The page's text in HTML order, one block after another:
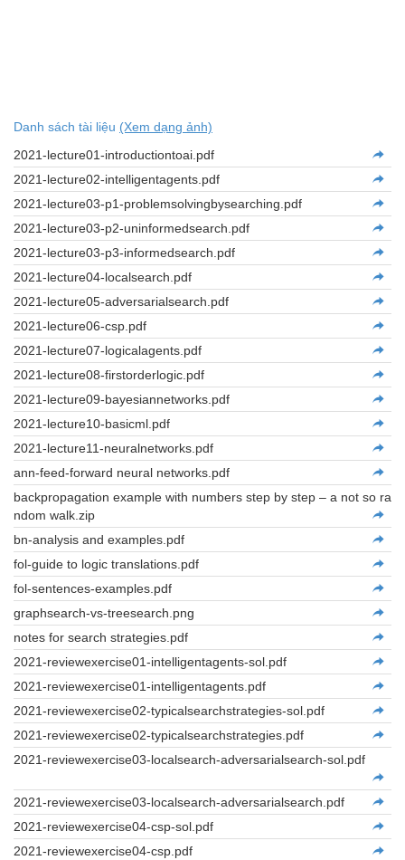
Danh sách tài liệu (Xem dạng ảnh)
2021-lecture01-introductiontoai.pdf
2021-lecture02-intelligentagents.pdf
2021-lecture03-p1-problemsolvingbysearching.pdf
2021-lecture03-p2-uninformedsearch.pdf
2021-lecture03-p3-informedsearch.pdf
2021-lecture04-localsearch.pdf
2021-lecture05-adversarialsearch.pdf
2021-lecture06-csp.pdf
2021-lecture07-logicalagents.pdf
2021-lecture08-firstorderlogic.pdf
2021-lecture09-bayesiannetworks.pdf
2021-lecture10-basicml.pdf
2021-lecture11-neuralnetworks.pdf
ann-feed-forward neural networks.pdf
backpropagation example with numbers step by step – a not so ra
ndom walk.zip
bn-analysis and examples.pdf
fol-guide to logic translations.pdf
fol-sentences-examples.pdf
graphsearch-vs-treesearch.png
notes for search strategies.pdf
2021-reviewexercise01-intelligentagents-sol.pdf
2021-reviewexercise01-intelligentagents.pdf
2021-reviewexercise02-typicalsearchstrategies-sol.pdf
2021-reviewexercise02-typicalsearchstrategies.pdf
2021-reviewexercise03-localsearch-adversarialsearch-sol.pdf
2021-reviewexercise03-localsearch-adversarialsearch.pdf
2021-reviewexercise04-csp-sol.pdf
2021-reviewexercise04-csp.pdf